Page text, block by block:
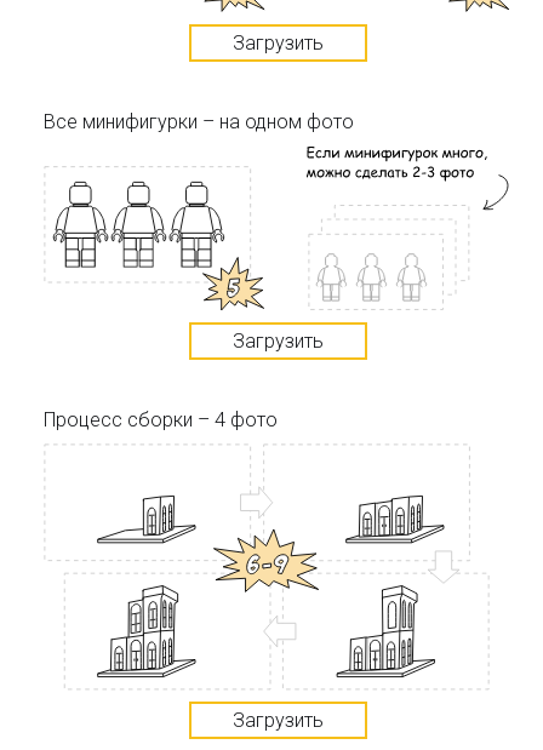
Загрузить
Все минифигурки – на одном фото
Загрузить
Процесс сборки – 4 фото
Загрузить